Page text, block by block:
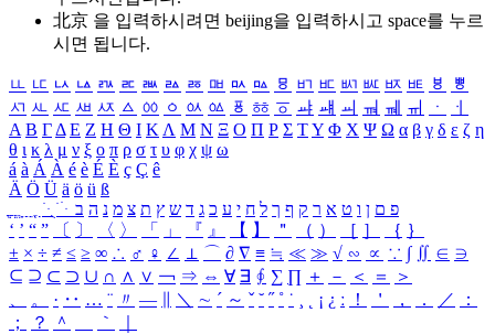
北京 을 입력하시려면 beijing을 입력하시고 space를 누르
시면 됩니다.
ㅥ ㅦ ㅧ ㅨ ㅩ ㅪ ㅫ ㅬ ㅭ ㅮ ㅯ ㅰ ㅱ ㅲ ㅳ ㅴ ㅵ ㅶ ㅷ ㅸ
ㅹ
ㅺ ㅻ ㅼ ㅽ ㅾ ㅿ ㆀ ㆁ ㆂ ㆃ ㆄ ㆅ ㆆ ㆇ ㆈ ㆉ ㆊ ㆋ ㆌ ㆍ
ㆎ
Α Β ΓΔ Ε Ζ Η Θ Ι ΚΛ Μ Ν Ξ Ο Π Ρ Σ ΤΥ Φ Χ Ψ Ω α β γ δ ε ζ η
θ ι κ λ μ ν ξ ο π ρ σ τ υ φ χ ψ ω
á à Á À é è É È ç Ç ê
Ä Ö Ü ä ö ü ß
ִֶֹ ֻּ ׁׂ פ ם ן ו ט א ר ק ף ך ל ח י ע כ ג ד ש ץ ת צ מ נ ה ב
‘ ’ “ ” 〔 〕 〈 〉 「 」 『 』 【 】 ＂ （ ） ［ ］ ｛ ｝
± × ÷ ≠ ≤ ≥ ∞ ∴ ♂ ♀ ∠ ⊥ ⌒ ∂ ∇ ≡ ≒ ≪ ≫ √ ∽ ∝ ∵ ∫ ∬ ∈ ∋
⊆ ⊇ ⊂ ⊃ ∪ ∩ ∧ ∨ ￢ ⇒ ⇔ ∀ ∃ ∮ ∑ ∏ ＋ － ＜ ＝
＞
、
。 · ‥ … ¨ 〃 ― ＼ ∼ ´ ～ ˇ ˘ ˝ ˚ ˙ ¸ ¡ ¿ ː ！ ＇ ， ． ／
：
；
？ ＾ ｀